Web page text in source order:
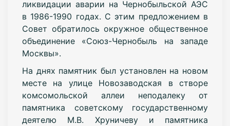
ликвидации аварии на Чернобыльской АЭС
в 1986-1990 годах. С этим предложением в
Совет обратилось окружное общественное
объединение «Союз-Чернобыль на западе
Москвы».
На днях памятник был установлен на новом
месте на улице Новозаводская в створе
комсомольской аллеи неподалеку от
памятника советскому государственному
деятелю М.В. Хруничеву и памятника